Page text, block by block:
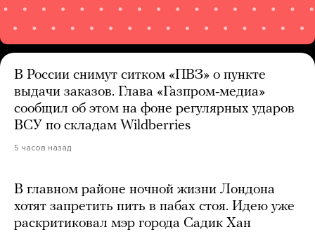
В России снимут ситком «ПВЗ» о пункте
выдачи заказов. Глава «Газпром-медиа»
сообщил об этом на фоне регулярных ударов
ВСУ по складам Wildberries
5 часов назад
В главном районе ночной жизни Лондона
хотят запретить пить в пабах стоя. Идею уже
раскритиковал мэр города Садик Хан